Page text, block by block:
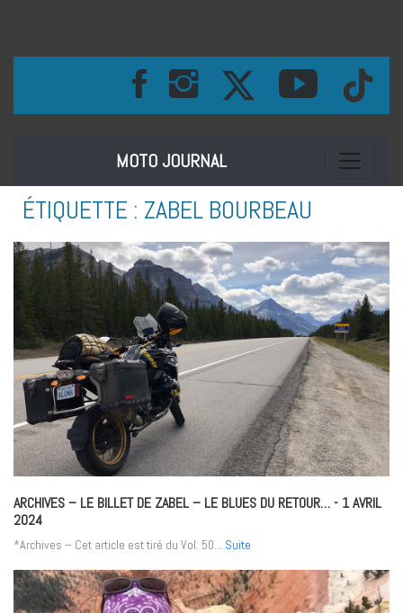
MOTO JOURNAL Toggle
ÉTIQUETTE : ZABEL BOURBEAU
ARCHIVES – LE BILLET DE ZABEL – LE BLUES DU RETOUR…- 1 AVRIL
2024
*Archives – Cet article est tiré du Vol. 50... Suite